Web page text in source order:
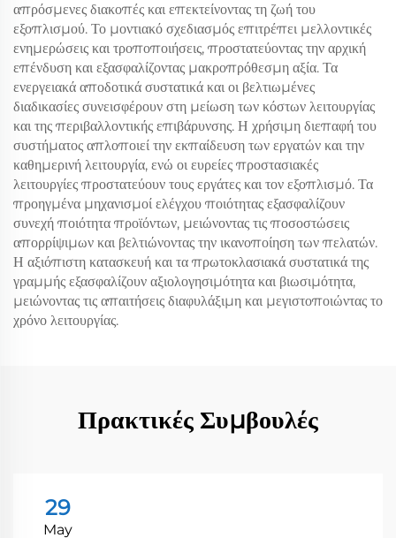
απρόσμενες διακοπές και επεκτείνοντας τη ζωή του
εξοπλισμού. Το μοντιακό σχεδιασμός επιτρέπει μελλοντικές
ενημερώσεις και τροποποιήσεις, προστατεύοντας την αρχική
επένδυση και εξασφαλίζοντας μακροπρόθεσμη αξία. Τα
ενεργειακά αποδοτικά συστατικά και οι βελτιωμένες
διαδικασίες συνεισφέρουν στη μείωση των κόστων λειτουργίας
και της περιβαλλοντικής επιβάρυνσης. Η χρήσιμη διεπαφή του
συστήματος απλοποιεί την εκπαίδευση των εργατών και την
καθημερινή λειτουργία, ενώ οι ευρείες προστασιακές
λειτουργίες προστατεύουν τους εργάτες και τον εξοπλισμό. Τα
προηγμένα μηχανισμοί ελέγχου ποιότητας εξασφαλίζουν
συνεχή ποιότητα προϊόντων, μειώνοντας τις ποσοστώσεις
απορρίψιμων και βελτιώνοντας την ικανοποίηση των πελατών.
Η αξιόπιστη κατασκευή και τα πρωτοκλασιακά συστατικά της
γραμμής εξασφαλίζουν αξιολογησιμότητα και βιωσιμότητα,
μειώνοντας τις απαιτήσεις διαφυλάξιμη και μεγιστοποιώντας το
χρόνο λειτουργίας.
Πρακτικές Συμβουλές
29
May